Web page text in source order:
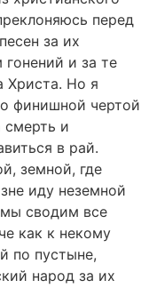
перед
за их
и за те
Христа. Но я
финишной чертой
смерть и
в рай.
земной, где
иду неземной
сводим все
как к некому
по пустыне,
народ за их